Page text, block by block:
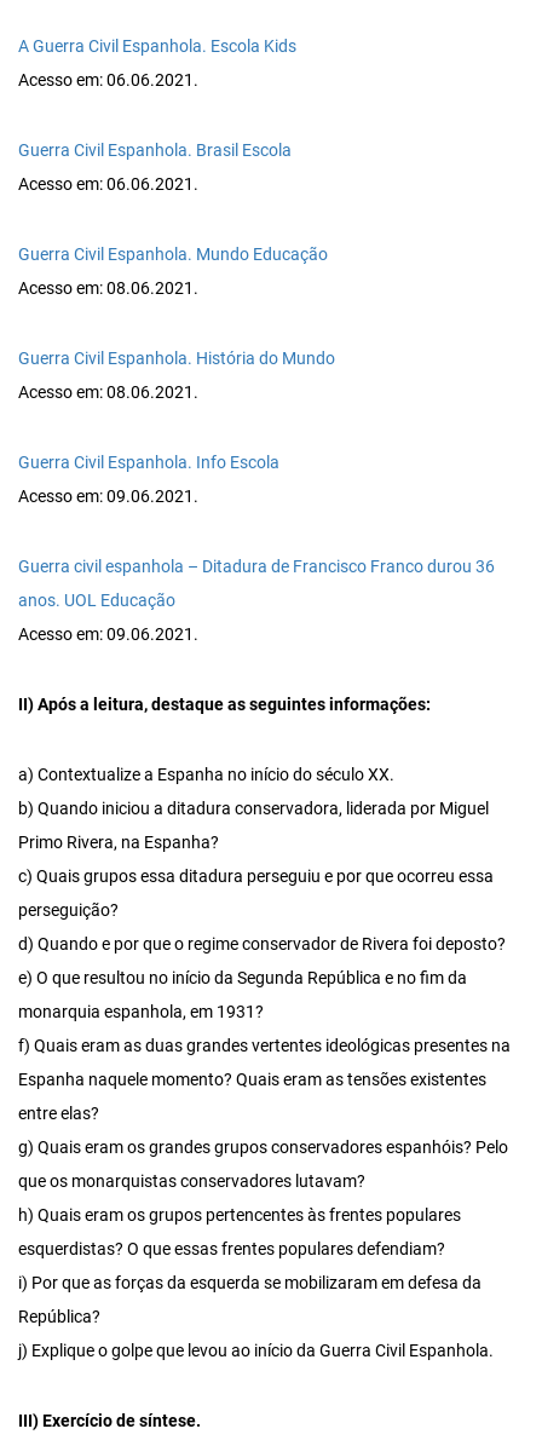
A Guerra Civil Espanhola. Escola Kids
Acesso em: 06.06.2021.
Guerra Civil Espanhola. Brasil Escola
Acesso em: 06.06.2021.
Guerra Civil Espanhola. Mundo Educação
Acesso em: 08.06.2021.
Guerra Civil Espanhola. História do Mundo
Acesso em: 08.06.2021.
Guerra Civil Espanhola. Info Escola
Acesso em: 09.06.2021.
Guerra civil espanhola – Ditadura de Francisco Franco durou 36
anos. UOL Educação
Acesso em: 09.06.2021.
II) Após a leitura, destaque as seguintes informações:
a) Contextualize a Espanha no início do século XX.
b) Quando iniciou a ditadura conservadora, liderada por Miguel
Primo Rivera, na Espanha?
c) Quais grupos essa ditadura perseguiu e por que ocorreu essa
perseguição?
d) Quando e por que o regime conservador de Rivera foi deposto?
e) O que resultou no início da Segunda República e no fim da
monarquia espanhola, em 1931?
f) Quais eram as duas grandes vertentes ideológicas presentes na
Espanha naquele momento? Quais eram as tensões existentes
entre elas?
g) Quais eram os grandes grupos conservadores espanhóis? Pelo
que os monarquistas conservadores lutavam?
h) Quais eram os grupos pertencentes às frentes populares
esquerdistas? O que essas frentes populares defendiam?
i) Por que as forças da esquerda se mobilizaram em defesa da
República?
j) Explique o golpe que levou ao início da Guerra Civil Espanhola.
III) Exercício de síntese.